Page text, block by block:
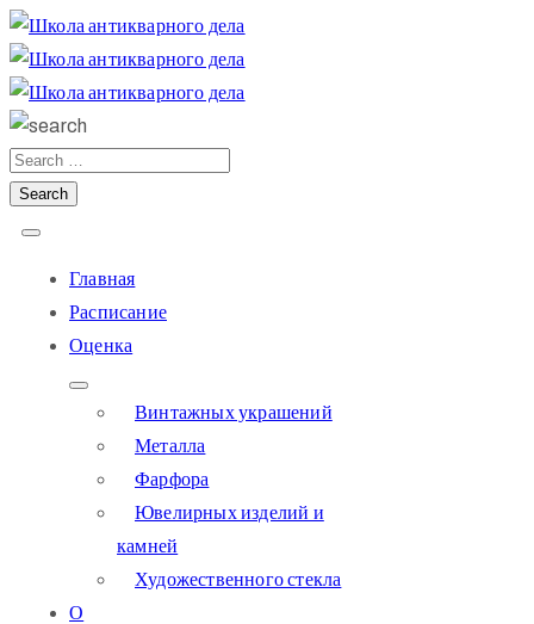
Главная
Расписание
Оценка
Винтажных украшений
Металла
Фарфора
Ювелирных изделий и
камней
Художественного стекла
О